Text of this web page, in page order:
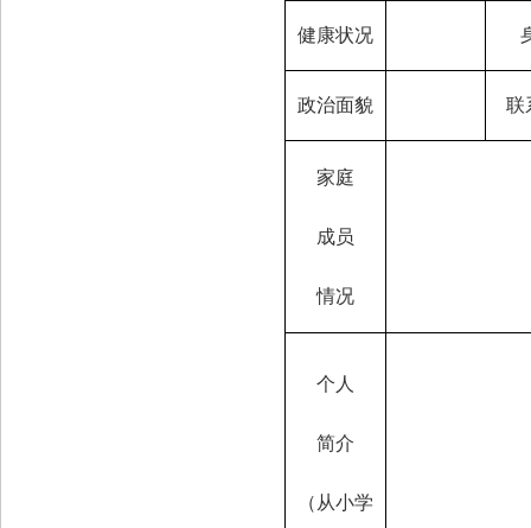
健康状况
政治面貌 联
家庭
成员
情况
个人
简介
（从小学